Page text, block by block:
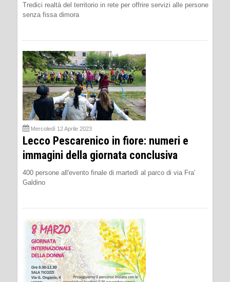
Tredici realtà del territorio in rete per offrire servizi alle persone
senza fissa dimora
Mercoledì 12 Aprile 2023
Lecco Pescarenico in fiore: numeri e
immagini della giornata conclusiva
400 persone all'evento finale di martedì al parco di via Fra'
Galdino